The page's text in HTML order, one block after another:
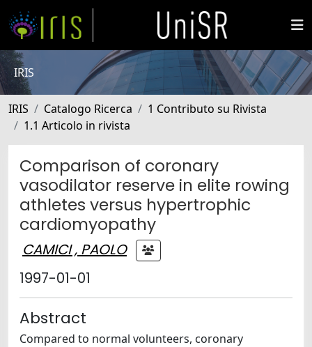
IRIS
IRIS Catalogo Ricerca
1 Contributo su Rivista
1.1 Articolo in rivista
Comparison of coronary
vasodilator reserve in elite rowing
athletes versus hypertrophic
cardiomyopathy
CAMICI , PAOLO
1997-01-01
Abstract
Compared to normal volunteers, coronary